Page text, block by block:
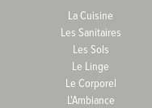
La Cuisine
Les Sanitaires
Les Sols
Le Linge
Le Corporel
L'Ambiance